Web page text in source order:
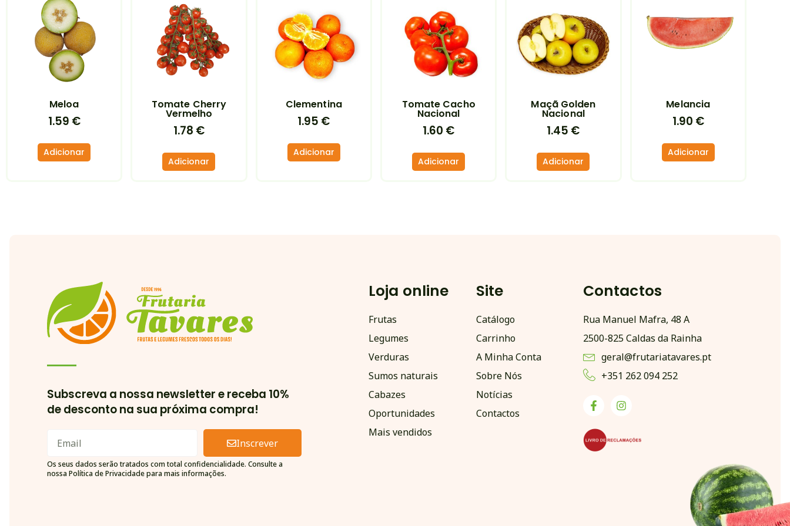
Meloa
1.59 €
Adicionar
Tomate Cherry
Vermelho
1.78 €
Adicionar
Clementina
1.95 €
Adicionar
Tomate Cacho
Nacional
1.60 €
Adicionar
Maçã Golden
Nacional
1.45 €
Adicionar
Melancia
1.90 €
Adicionar
Subscreva a nossa newsletter e receba 10%
de desconto na sua próxima compra!
Inscrever
Alternative:
Os seus dados serão tratados com total confidencialidade. Consulte a
nossa Política de Privacidade para mais informações.
Loja online
Frutas
Legumes
Verduras
Sumos naturais
Cabazes
Oportunidades
Mais vendidos
Site
Catálogo
Carrinho
A Minha Conta
Sobre Nós
Notícias
Contactos
Contactos
Rua Manuel Mafra, 48 A
2500-825 Caldas da Rainha
geral@frutariatavares.pt
+351 262 094 252